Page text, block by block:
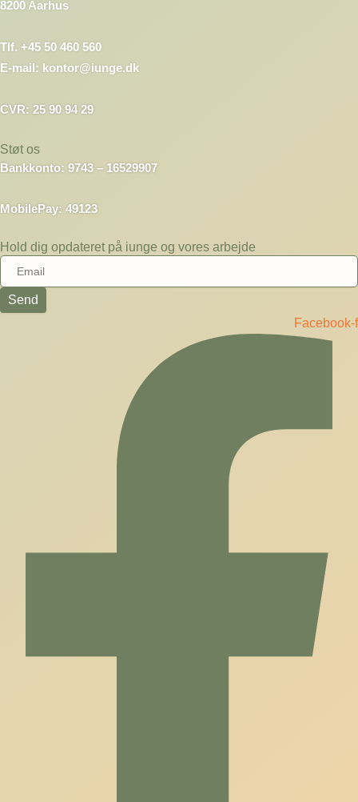
8200 Aarhus
Tlf. +45 50 460 560
E-mail: kontor@iunge.dk
CVR: 25 90 94 29
Støt os
Bankkonto: 9743 – 16529907
MobilePay: 49123
Hold dig opdateret på iunge og vores arbejde
Send
Facebook-f